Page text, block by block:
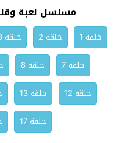
مسلسل لعبة
حلقة 1 حلقة 2 حلقة 3
حلقة 7
حلقة 8
حلقة 12
حلقة 13
حلقة 17